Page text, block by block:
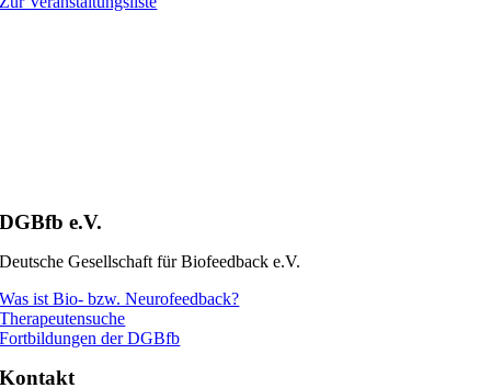
DGBfb e.V.
Deutsche Gesellschaft für Biofeedback e.V.
Was ist Bio- bzw. Neurofeedback?
Therapeutensuche
Fortbildungen der DGBfb
Kontakt